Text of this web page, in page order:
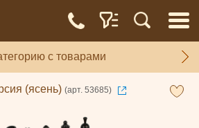
с товарами
(ясень) (арт. 53685)